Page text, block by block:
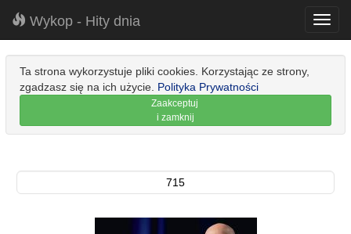
Wykop - Hity dnia
Ta strona wykorzystuje pliki cookies. Korzystając ze strony,
zgadzasz się na ich użycie. Polityka Prywatności
Zaakceptuj
i zamknij
715